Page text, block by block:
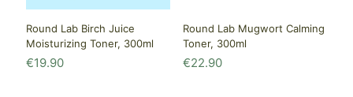
Round Lab Birch Juice
Moisturizing Toner, 300ml
€19.90
Round Lab Mugwort Calming
Toner, 300ml
€22.90